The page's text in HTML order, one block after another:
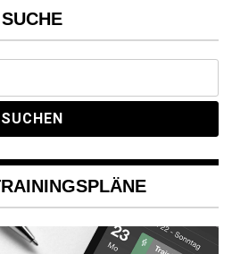
SUCHE